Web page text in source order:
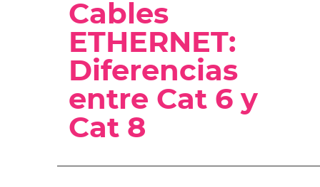
Cables
ETHERNET:
Diferencias
entre Cat 6 y
Cat 8